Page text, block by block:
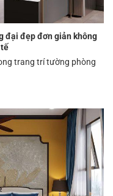
đại đẹp đơn giản không
trang trí tường phòng